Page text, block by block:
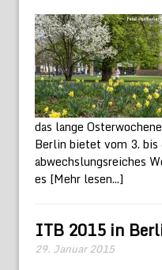
das lange
Berlin bietet vom 3.
abwechslungsreiches
es [Mehr lesen...]
ITB 2015 in
29. Januar 2015